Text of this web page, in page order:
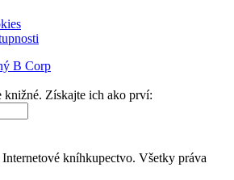
B Corp
Získajte ich ako prví:
kníhkupectvo. Všetky práva